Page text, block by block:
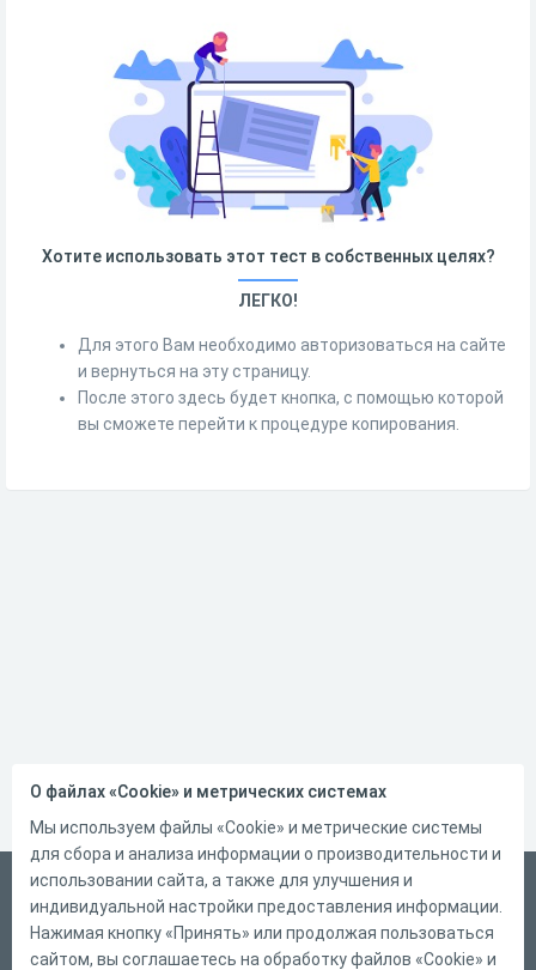
Хотите использовать этот тест в собственных целях?
ЛЕГКО!
Для этого Вам необходимо авторизоваться на сайте
и вернуться на эту страницу.
После этого здесь будет кнопка, с помощью которой
вы сможете перейти к процедуре копирования.
Русский
Справка
Форма обратной связи
О файлах «Cookie» и метрических системах
Мы используем файлы «Cookie» и метрические системы
для сбора и анализа информации о производительности и
использовании сайта, а также для улучшения и
индивидуальной настройки предоставления информации.
Нажимая кнопку «Принять» или продолжая пользоваться
сайтом, вы соглашаетесь на обработку файлов «Cookie» и